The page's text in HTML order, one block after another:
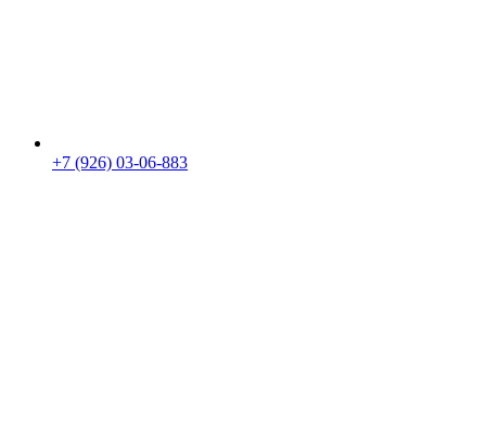
+7 (926) 03-06-883